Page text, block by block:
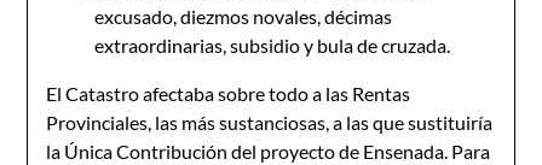
excusado, diezmos novales, décimas
extraordinarias, subsidio y bula de cruzada.
El Catastro afectaba sobre todo a las Rentas
Provinciales, las más sustanciosas, a las que sustituiría
la Única Contribución del proyecto de Ensenada. Para